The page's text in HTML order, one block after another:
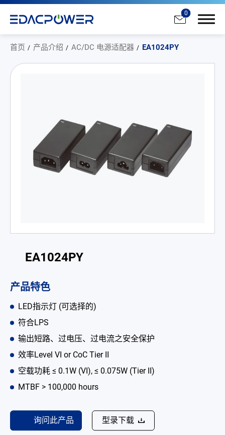
0
首页 产品介绍 AC/DC 电源适配器 EA1024PY
EA1024PY
产品特色
LED指示灯 (可选择的)
符合LPS
输出短路、过电压、过电流之安全保护
效率Level VI or CoC Tier II
空载功耗 ≤ 0.1W (VI), ≤ 0.075W (Tier II)
MTBF > 100,000 hours
询问此产品 型录下载
AC/DC 电源适配器
AC/DC 医疗电源供应器
电池适配充电器
开放式电源
内置机壳型电源适配器
LED 电源
CRPS 电源
为何选择翌胜
最新消息
公司简介